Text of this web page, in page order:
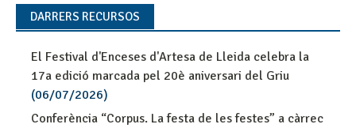
DARRERS RECURSOS
El Festival d'Enceses d'Artesa de Lleida celebra la
17a edició marcada pel 20è aniversari del Griu
(06/07/2026)
Conferència “Corpus. La festa de les festes” a càrrec